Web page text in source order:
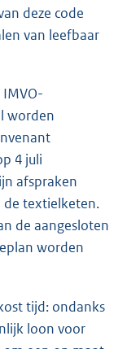
deze code
van leefbaar
worden
4 juli
afspraken
de textielketen.
de aangesloten
worden
tijd: ondanks
loon voor